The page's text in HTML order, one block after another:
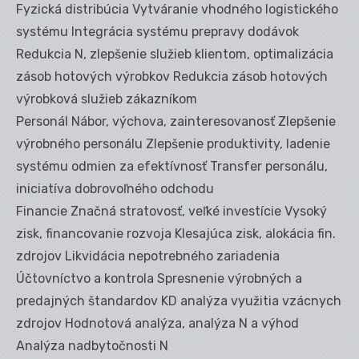
Fyzická distribúcia Vytváranie vhodného logistického
systému Integrácia systému prepravy dodávok
Redukcia N, zlepšenie služieb klientom, optimalizácia
zásob hotových výrobkov Redukcia zásob hotových
výrobková služieb zákazníkom
Personál Nábor, výchova, zainteresovanosť Zlepšenie
výrobného personálu Zlepšenie produktivity, ladenie
systému odmien za efektívnosť Transfer personálu,
iniciatíva dobrovoľného odchodu
Financie Značná stratovosť, veľké investície Vysoký
zisk, financovanie rozvoja Klesajúca zisk, alokácia fin.
zdrojov Likvidácia nepotrebného zariadenia
Účtovníctvo a kontrola Spresnenie výrobných a
predajných štandardov KD analýza využitia vzácnych
zdrojov Hodnotová analýza, analýza N a výhod
Analýza nadbytočnosti N